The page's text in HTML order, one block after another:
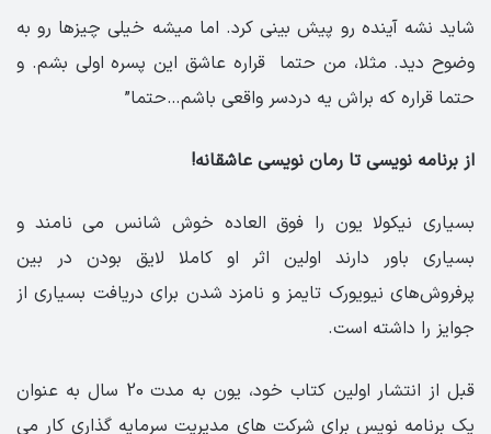
شاید نشه آینده رو پیش بینی کرد. اما میشه خیلی چیزها رو به
وضوح دید. مثلا، من حتما قراره عاشق این پسره اولی بشم. و
حتما قراره که براش یه دردسر واقعی باشم…حتما”
از برنامه نویسی تا رمان نویسی عاشقانه!
بسیاری نیکولا یون را فوق العاده خوش شانس می نامند و
بسیاری باور دارند اولین اثر او کاملا لایق بودن در بین
پرفروش‌های نیویورک تایمز و نامزد شدن برای دریافت بسیاری از
جوایز را داشته است.
قبل از انتشار اولین کتاب خود، یون به مدت 20 سال به عنوان
یک برنامه نویس برای شرکت های مدیریت سرمایه گذاری کار می